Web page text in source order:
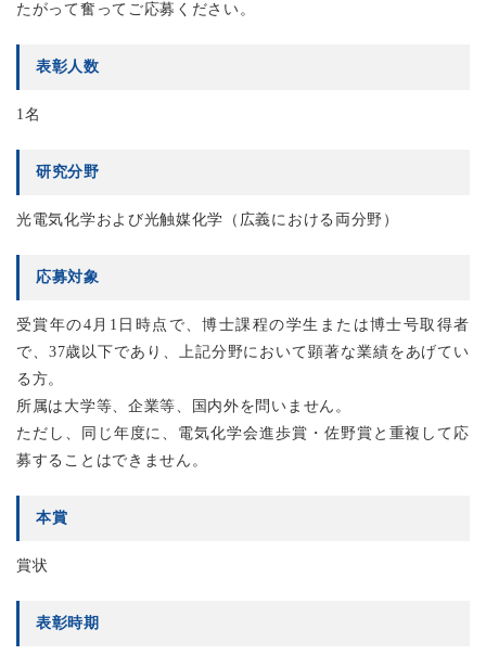
たがって奮ってご応募ください。
表彰人数
1名
研究分野
光電気化学および光触媒化学（広義における両分野）
応募対象
受賞年の4月1日時点で、博士課程の学生または博士号取得者
で、37歳以下であり、上記分野において顕著な業績をあげてい
る方。
所属は大学等、企業等、国内外を問いません。
ただし、同じ年度に、電気化学会進歩賞・佐野賞と重複して応
募することはできません。
本賞
賞状
表彰時期